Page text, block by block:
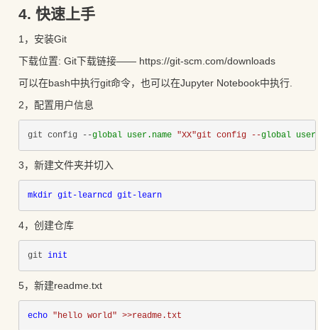
4. 快速上手
1，安装Git
下载位置: Git下载链接—— https://git-scm.com/downloads
可以在bash中执行git命令，也可以在Jupyter Notebook中执行.
2，配置用户信息
git config --global user. name "XX"git config --global
3，新建文件夹并切入
mkdir git-learncd git-learn
4，创建仓库
git init
5，新建readme.txt
echo "hello world" >>readme.txt